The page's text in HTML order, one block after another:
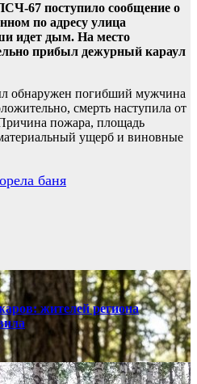
67 поступило сообщение о
по адресу улица
идет дым. На место
прибыл дежурный караул
обнаружен погибший мужчина
смерть наступила от
пожара, площадь
ущерб и виновные
баня
жителей региона